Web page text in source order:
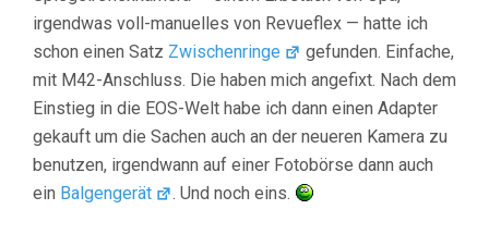
irgendwas voll-manuelles von Revueflex — hatte ich
schon einen Satz Zwischenringe
gefunden. Einfache,
mit M42-Anschluss. Die haben mich angefixt. Nach dem
Einstieg in die EOS-Welt habe ich dann einen Adapter
gekauft um die Sachen auch an der neueren Kamera zu
benutzen, irgendwann auf einer Fotobörse dann auch
ein Balgengerät . Und noch eins.